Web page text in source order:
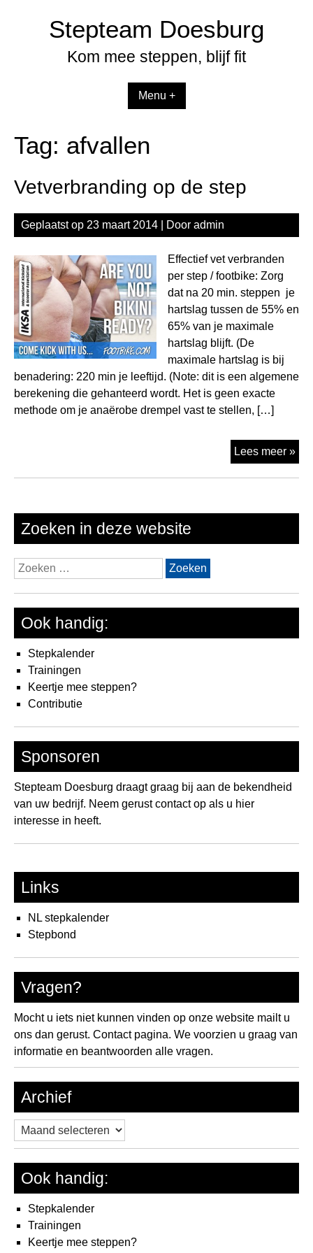
Stepteam Doesburg
Kom mee steppen, blijf fit
Menu +
Tag: afvallen
Vetverbranding op de step
Geplaatst op 23 maart 2014 | Door admin
Effectief vet verbranden
per step / footbike: Zorg
dat na 20 min. steppen je
hartslag tussen de 55% en
65% van je maximale
hartslag blijft. (De
maximale hartslag is bij
benadering: 220 min je leeftijd. (Note: dit is een algemene
berekening die gehanteerd wordt. Het is geen exacte
methode om je anaërobe drempel vast te stellen, […]
Lees meer »
op
Zoeken in deze website
Zoeken
naar:
Ook handig:
Stepkalender
Trainingen
Keertje mee steppen?
Contributie
Sponsoren
Stepteam Doesburg draagt graag bij aan de bekendheid
van uw bedrijf. Neem gerust contact op als u hier
interesse in heeft.
Links
NL stepkalender
Stepbond
Vragen?
Mocht u iets niet kunnen vinden op onze website mailt u
ons dan gerust. Contact pagina. We voorzien u graag van
informatie en beantwoorden alle vragen.
Archief
Archief
Ook handig:
Stepkalender
Trainingen
Keertje mee steppen?